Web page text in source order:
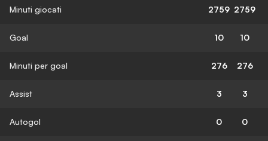
Minuti giocati 2759 2759
Goal 10 10
Minuti per goal 276 276
Assist 3 3
Autogol 0 0